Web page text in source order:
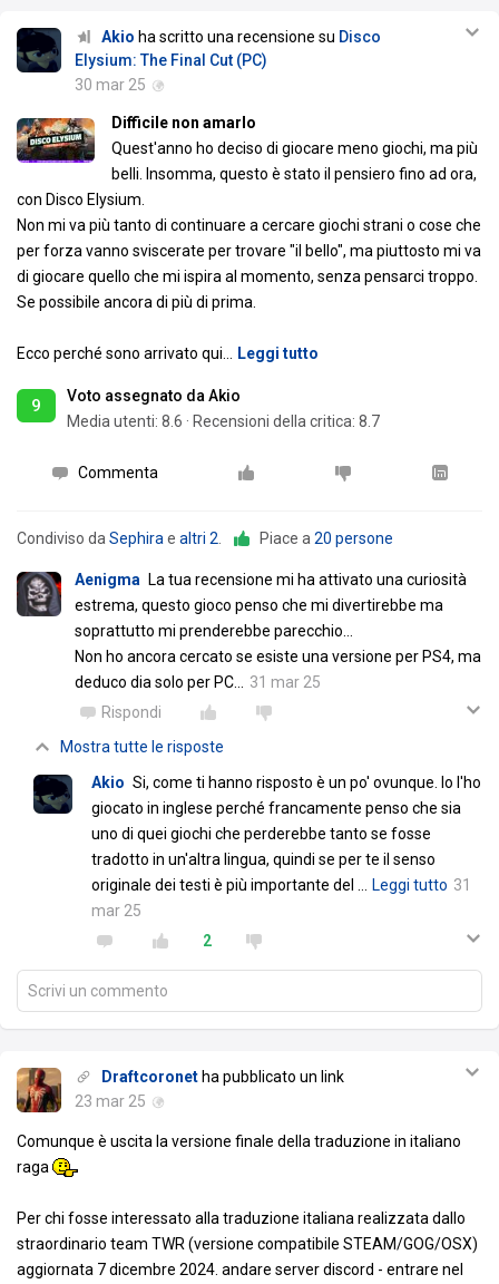
Akio ha scritto una recensione su Disco
Elysium: The Final Cut (PC)
30 mar 25
Difficile non amarlo
Quest'anno ho deciso di giocare meno giochi, ma più
belli. Insomma, questo è stato il pensiero fino ad ora,
con Disco Elysium.
Non mi va più tanto di continuare a cercare giochi strani o cose che
per forza vanno sviscerate per trovare "il bello", ma piuttosto mi va
di giocare quello che mi ispira al momento, senza pensarci troppo.
Se possibile ancora di più di prima.
Ecco perché sono arrivato qui Leggi tutto
9
Voto assegnato da Akio
Media utenti: 8.6 · Recensioni della critica: 8.7
Commenta
Condiviso da Sephira e altri 2 Piace a 20 persone
Aenigma La tua recensione mi ha attivato una curiosità
estrema, questo gioco penso che mi divertirebbe ma
soprattutto mi prenderebbe parecchio…
Non ho ancora cercato se esiste una versione per PS4, ma
deduco dia solo per PC…
31 mar 25
Rispondi
Mostra tutte le risposte
Akio Si, come ti hanno risposto è un po' ovunque. Io l'ho
giocato in inglese perché francamente penso che sia
uno di quei giochi che perderebbe tanto se fosse
tradotto in un'altra lingua, quindi se per te il senso
originale dei testi è più importante del
Leggi tutto 31
mar 25
2
Scrivi un commento
Draftcoronetha pubblicato un link
23 mar 25
Comunque è uscita la versione finale della traduzione in italiano
raga
Per chi fosse interessato alla traduzione italiana realizzata dallo
straordinario team TWR (versione compatibile STEAM/GOG/OSX)
aggiornata 7 dicembre 2024. andare server discord - entrare nel